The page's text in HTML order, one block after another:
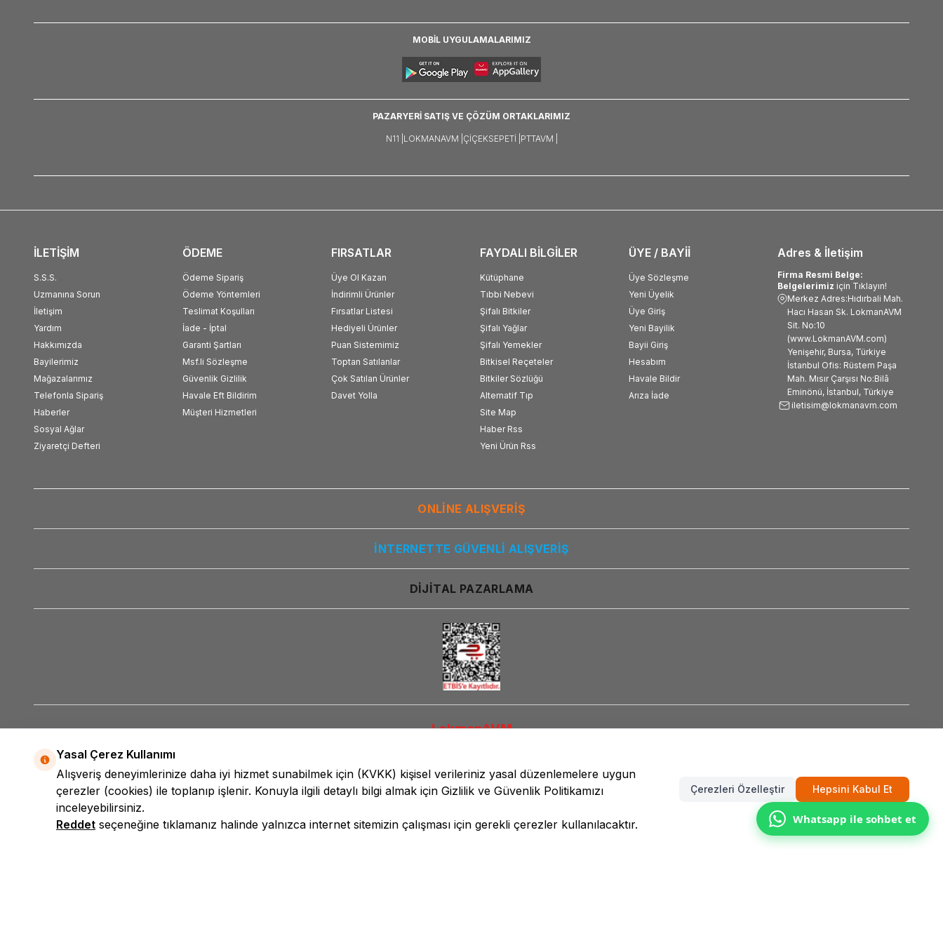
Whatsapp ile sohbet et
MOBİL UYGULAMALARIMIZ
PAZARYERİ SATIŞ VE ÇÖZÜM ORTAKLARIMIZ
N11 | LOKMANAVM | ÇIÇEKSEPETI | PTTAVM |
Adres & İletişim
Firma Resmi Belge:
Belgelerimiz için Tıklayın!
Merkez Adres:Hıdırbali Mah.
Hacı Hasan Sk. LokmanAVM
Sit. No:10
(www.LokmanAVM.com)
Yenişehir, Bursa, Türkiye
İstanbul Ofis: Rüstem Paşa
Mah. Mısır Çarşısı No:Bilâ
Eminönü, İstanbul, Türkiye
iletisim@lokmanavm.com
İLETİŞİM
S.S.S.
Uzmanına Sorun
İletişim
Yardım
Hakkımızda
Bayilerimiz
Mağazalarımız
Telefonla Sipariş
Haberler
Sosyal Ağlar
Ziyaretçi Defteri
ÖDEME
Ödeme Sipariş
Ödeme Yöntemleri
Teslimat Koşulları
İade - İptal
Garanti Şartları
Msf.li Sözleşme
Güvenlik Gizlilik
Havale Eft Bildirim
Müşteri Hizmetleri
FIRSATLAR
Üye Ol Kazan
İndirimli Ürünler
Fırsatlar Listesi
Hediyeli Ürünler
Puan Sistemimiz
Toptan Satılanlar
Çok Satılan Ürünler
Davet Yolla
FAYDALI BİLGİLER
Kütüphane
Tıbbi Nebevi
Şifalı Bitkiler
Şifalı Yağlar
Şifalı Yemekler
Bitkisel Reçeteler
Bitkiler Sözlüğü
Alternatif Tıp
Site Map
Haber Rss
Yeni Ürün Rss
ÜYE / BAYİİ
Üye Sözleşme
Yeni Üyelik
Üye Giriş
Yeni Bayilik
Bayii Giriş
Hesabım
Havale Bildir
Arıza İade
ONLİNE ALIŞVERİŞ
İNTERNETTE GÜVENLİ ALIŞVERİŞ
DİJİTAL PAZARLAMA
LokmanAVM
Yasal Çerez Kullanımı
Alışveriş deneyimlerinize daha iyi hizmet sunabilmek için (KVKK) kişisel verileriniz yasal düzenlemelere uygun
çerezler (cookies) ile toplanıp işlenir. Konuyla ilgili detaylı bilgi almak için Gizlilik ve Güvenlik Politikamızı
inceleyebilirsiniz.
Reddet seçeneğine tıklamanız halinde yalnızca internet sitemizin çalışması için gerekli çerezler kullanılacaktır.
Çerezleri Özelleştir Hepsini Kabul Et